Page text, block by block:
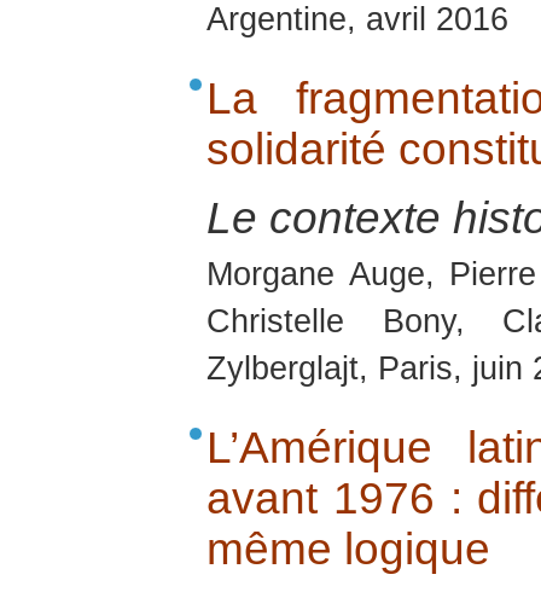
Argentine, avril 2016
La
solidarité
Le contexte
Morgane Auge,
Christelle Bony,
Zylberglajt, Paris, juin
L’Amérique
avant 1976 :
même logique